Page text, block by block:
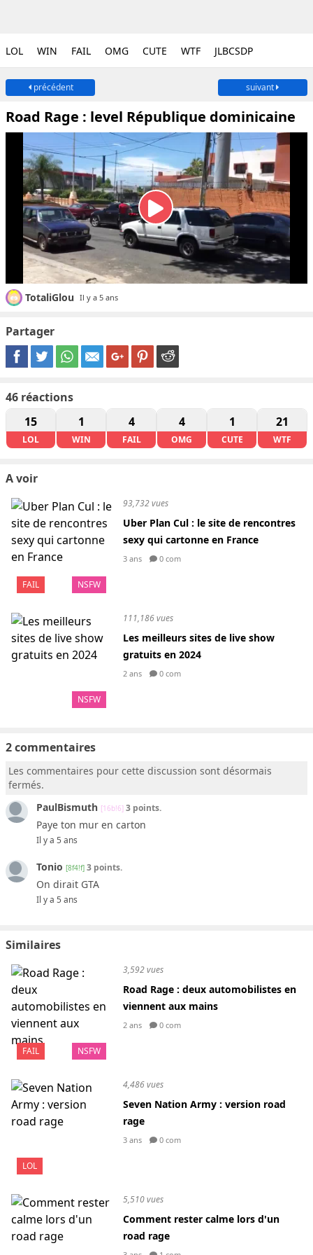
LOL WIN FAIL OMG CUTE WTF JLBCSDP
précédent suivant
Road Rage : level République dominicaine
TotaliGlou Il y a 5 ans
Partager
46 réactions
15
LOL
1
WIN
4
FAIL
4
OMG
1
CUTE
21
WTF
A voir
FAIL NSFW
93,732 vues
Uber Plan Cul : le site de rencontres
sexy qui cartonne en France
3 ans 0 com
NSFW
111,186 vues
Les meilleurs sites de live show
gratuits en 2024
2 ans 0 com
2 commentaires
Les commentaires pour cette discussion sont désormais
fermés.
PaulBismuth [16b!6] 3 points.
Paye ton mur en carton
Il y a 5 ans
Tonio [8f4!f] 3 points.
On dirait GTA
Il y a 5 ans
Similaires
FAIL NSFW
3,592 vues
Road Rage : deux automobilistes en
viennent aux mains
2 ans 0 com
LOL
4,486 vues
Seven Nation Army : version road
rage
3 ans 0 com
5,510 vues
Comment rester calme lors d'un
road rage